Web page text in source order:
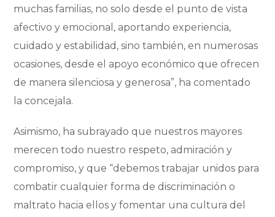
muchas familias, no solo desde el punto de vista
afectivo y emocional, aportando experiencia,
cuidado y estabilidad, sino también, en numerosas
ocasiones, desde el apoyo económico que ofrecen
de manera silenciosa y generosa”, ha comentado
la concejala.
Asimismo, ha subrayado que nuestros mayores
merecen todo nuestro respeto, admiración y
compromiso, y que “debemos trabajar unidos para
combatir cualquier forma de discriminación o
maltrato hacia ellos y fomentar una cultura del